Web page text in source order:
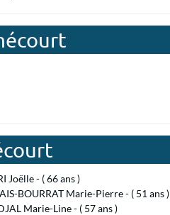
Joëlle - ( 66 ans )
BOURRAT Marie-Pierre - ( 51 ans )
Marie-Line - ( 57 ans )